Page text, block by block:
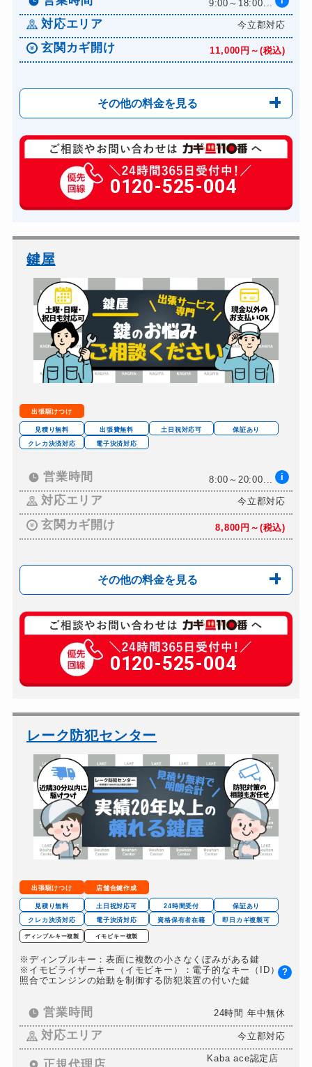
9:00～18:00...
対応エリア 今立郡対応
玄関カギ開け 11,000円～(税込)
その他の料金を見る
玄関カギ修理 6,600円～(税込)
玄関カギ作成 14,300円～(税込)
玄関カギ交換 14,300円～(税込)
バイクカギ開け
バイクカギ作成 16,500円～(税込)
スーツケースカギ開け 8,800円～(税込)
スーツケースカギ作成 8,800円～(税込)
金庫カギ開け 14,300円～(税込)
金庫カギ修理 11,000円～(税込)
金庫カギ交換
ロッカーカギ開け 8,800円～(税込)
ドアノブカギ開け
ドアノブカギ作成 8,800円～(税込)
ドアノブカギ交換 11,000円～(税込)
0120-525-004
鍵屋
出張駆けつけ
見積り無料 出張費無料 土日祝対応可
保証あり
クレカ決済対応
電子決済対応
営業時間 8:00～20:00... i
対応エリア 今立郡対応
玄関カギ開け 8,800円～(税込)
その他の料金を見る
玄関カギ修理 別途お見積り
玄関カギ作成 別途お見積り
玄関カギ交換 別途お見積り
バイクカギ開け
バイクカギ作成 別途お見積り
スーツケースカギ開け 別途お見積り
スーツケースカギ作成 別途お見積り
金庫カギ開け 別途お見積り
金庫カギ修理 別途お見積り
金庫カギ交換
ロッカーカギ開け 別途お見積り
ドアノブカギ開け
別途お見積り
ドアノブカギ交換 別途お見積り
0120-525-004
レーク防犯センター
出張駆けつけ 店舗合鍵作成
見積り無料 土日祝対応可 24時間受付
保証あり
クレカ決済対応
電子決済対応 資格保有者在籍 即日カギ複製可
ディンプルキー複製 イモビキー複製
※ディンプルキー：表面に複数の小さなくぼみがある鍵
※イモビライザーキー（イモビキー）：電子的なキー（ID）の
照合でエンジンの始動を制御する防犯装置の付いた鍵
営業時間 24時間 年中無休
対応エリア 今立郡対応
Kaba ace認定店
?